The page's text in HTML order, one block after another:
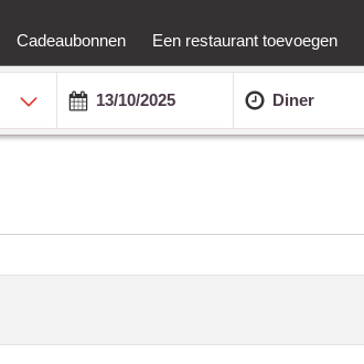
Cadeaubonnen Een restaurant toevoegen
Diner